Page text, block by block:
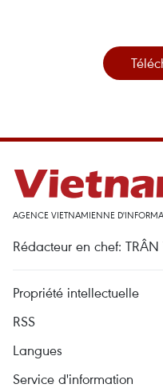
AGENCE VIETNAMIENNE
Rédacteur en chef:
Propriété intellectuelle
RSS
Langues
Service d'information